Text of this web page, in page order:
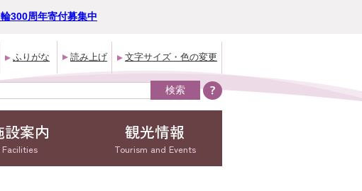
300周年寄付募集中
ふりがな 読み上げ 文字サイズ・色の変更
設案内
Facilities
観光情報
Tourism and Events